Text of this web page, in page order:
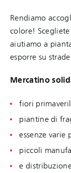
Rendiamo
colore!
aiutiamo a
esporre su
Mercatino
fiori
piantine di
essenze varie
piccoli
e